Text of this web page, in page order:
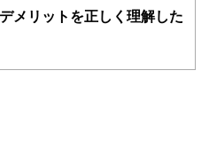
取引士、相続診断士、住宅ローンア
メリットを正しく理解した